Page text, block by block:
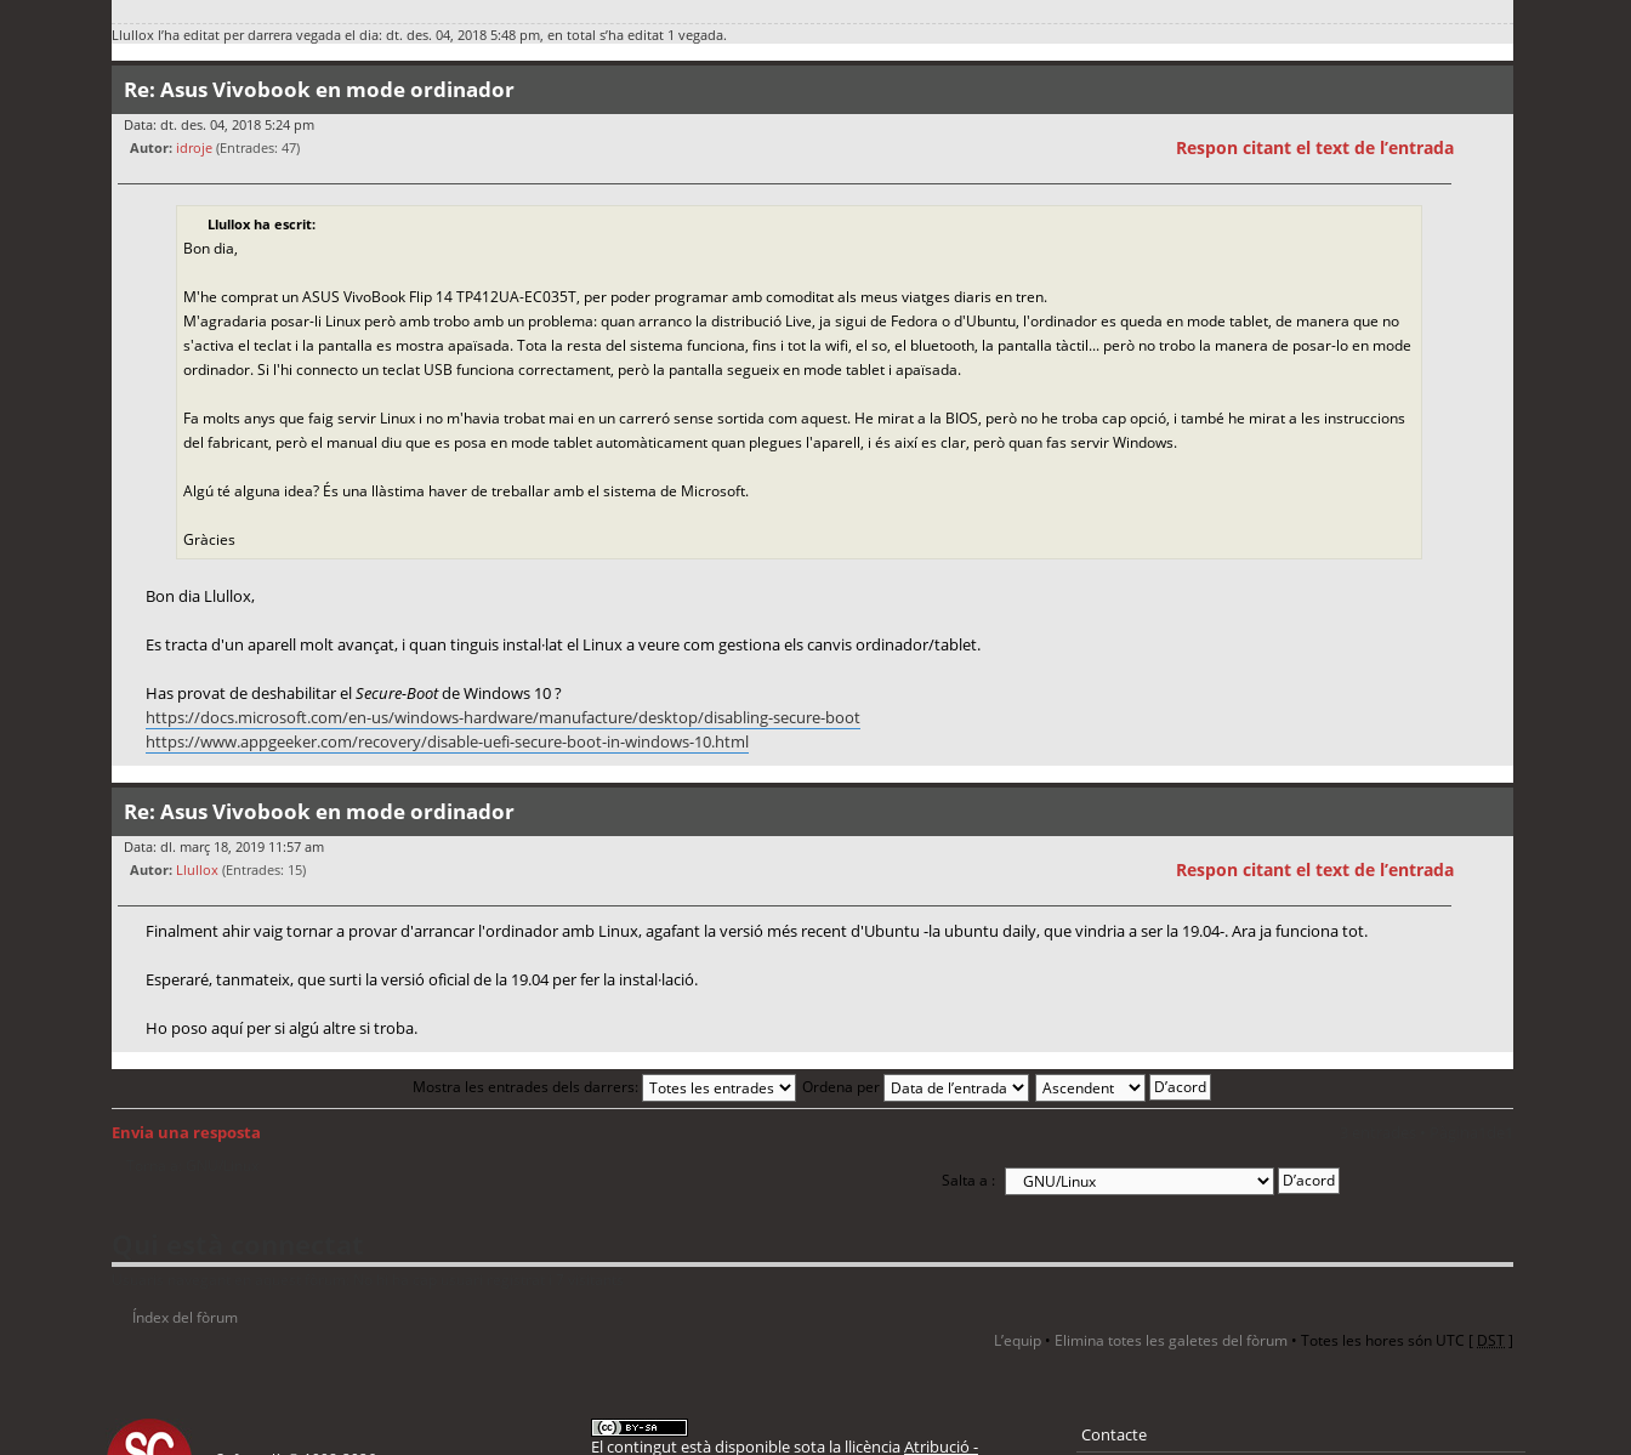
Llullox l’ha editat per darrera vegada el dia: dt. des. 04, 2018 5:48 pm, en total s’ha editat 1 vegada.
Re: Asus Vivobook en mode ordinador
Data: dt. des. 04, 2018 5:24 pm
Autor: idroje (Entrades: 47) Respon citant el text de l’entrada
Llullox ha escrit:
Bon dia,
M'he comprat un ASUS VivoBook Flip 14 TP412UA-EC035T, per poder programar amb comoditat als meus viatges diaris en tren.
M'agradaria posar-li Linux però amb trobo amb un problema: quan arranco la distribució Live, ja sigui de Fedora o d'Ubuntu, l'ordinador es queda en mode tablet, de manera que no
s'activa el teclat i la pantalla es mostra apaïsada. Tota la resta del sistema funciona, fins i tot la wifi, el so, el bluetooth, la pantalla tàctil... però no trobo la manera de posar-lo en mode
ordinador. Si l'hi connecto un teclat USB funciona correctament, però la pantalla segueix en mode tablet i apaïsada.
Fa molts anys que faig servir Linux i no m'havia trobat mai en un carreró sense sortida com aquest. He mirat a la BIOS, però no he troba cap opció, i també he mirat a les instruccions
del fabricant, però el manual diu que es posa en mode tablet automàticament quan plegues l'aparell, i és així es clar, però quan fas servir Windows.
Algú té alguna idea? És una llàstima haver de treballar amb el sistema de Microsoft.
Gràcies
Bon dia Llullox,
Es tracta d'un aparell molt avançat, i quan tinguis instal·lat el Linux a veure com gestiona els canvis ordinador/tablet.
Has provat de deshabilitar elSecure-Bootde Windows 10 ?
https://docs.microsoft.com/en-us/windows-hardware/manufacture/desktop/disabling-secure-boot
https://www.appgeeker.com/recovery/disable-uefi-secure-boot-in-windows-10.html
Re: Asus Vivobook en mode ordinador
Data: dl. març 18, 2019 11:57 am
Autor: Llullox (Entrades: 15) Respon citant el text de l’entrada
Finalment ahir vaig tornar a provar d'arrancar l'ordinador amb Linux, agafant la versió més recent d'Ubuntu -la ubuntu daily, que vindria a ser la 19.04-. Ara ja funciona tot.
Esperaré, tanmateix, que surti la versió oficial de la 19.04 per fer la instal·lació.
Ho poso aquí per si algú altre si troba.
Mostra les entrades dels darrers: Ordena per
Envia una resposta
Salta a :
Índex del fòrum
L’equip • Elimina totes les galetes del fòrum • Totes les hores són UTC [ DST]
El contingut està disponible sota la llicènciaAtribució -
Contacte